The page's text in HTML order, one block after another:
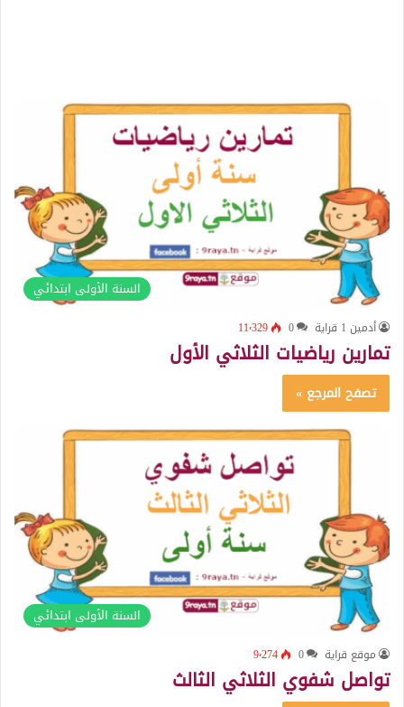
السنة الأولى ابتدائي
أدمين 1 قراية 0 11٬329
تمارين رياضيات الثلاثي الأول
تصفح المرجع »
السنة الأولى ابتدائي
موقع قراية 0 9٬274
تواصل شفوي الثلاثي الثالث